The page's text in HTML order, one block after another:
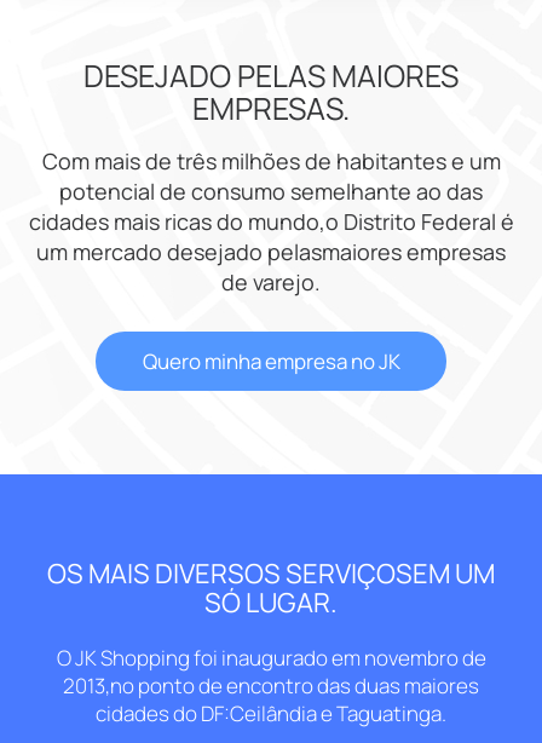
DESEJADO PELAS MAIORES
EMPRESAS.
Com mais de três milhões de habitantes e um
potencial de consumo semelhante ao das
cidades mais ricas do mundo,o Distrito Federal é
um mercado desejado pelasmaiores empresas
de varejo.
Quero minha empresa no JK
OS MAIS DIVERSOS SERVIÇOSEM UM
SÓ LUGAR.
O JK Shopping foi inaugurado em novembro de
2013,no ponto de encontro das duas maiores
cidades do DF:Ceilândia e Taguatinga.